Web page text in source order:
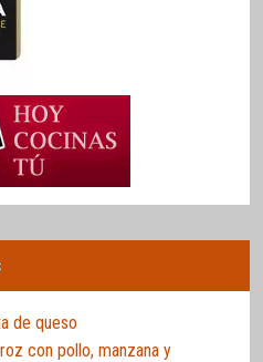
de queso
con pollo, manzana y